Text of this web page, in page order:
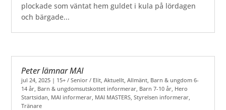
plockade som väntat hem guldet i kula på lördagen
och bärgade...
Peter lämnar MAI
jul 24, 2025 | 15+ / Senior / Elit ,Aktuellt ,Allmänt Barn & ungdom 6-
14 år Barn & ungdomsutskottet informerar Barn 7-10 år Hero
Startsidan MAI informerar MAI MASTERS ,Styrelsen informerar
Tränare